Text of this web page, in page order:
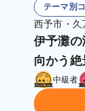
テーマ別
西予市・久
伊予灘
向かう
中級者